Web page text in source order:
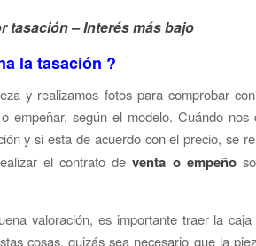
– Interés más bajo
la tasación ?
y realizamos fotos para comprobar
empeñar, según el modelo. Cuándo
y si esta de acuerdo con el precio, se
el contrato deventa o empeño
valoración, es importante traer la
cosas, quizás sea necesario que la